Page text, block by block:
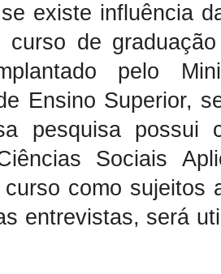
existe influência
curso de
pelo
Ensino Superior,
pesquisa possui
Sociais
como sujeitos
entrevistas, será